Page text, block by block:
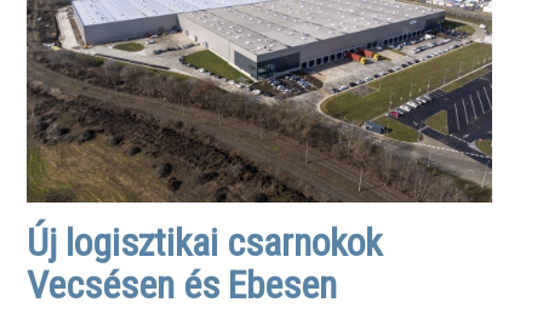
Új logisztikai csarnokok
Vecsésen és Ebesen